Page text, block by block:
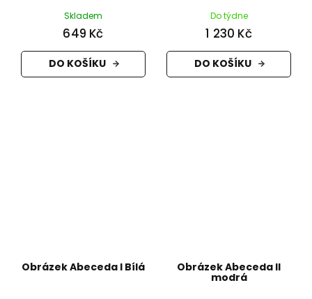
Skladem
649 Kč
DO KOŠÍKU
Do týdne
1 230 Kč
DO KOŠÍKU
Obrázek Abeceda I Bílá Obrázek Abeceda II
modrá